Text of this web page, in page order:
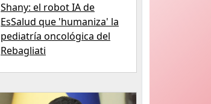
Shany: el robot IA de
EsSalud que 'humaniza' la
pediatría oncológica del
Rebagliati